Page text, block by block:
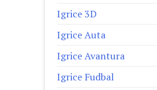
Igrice 3D
Igrice Auta
Igrice Avantura
Igrice Fudbal